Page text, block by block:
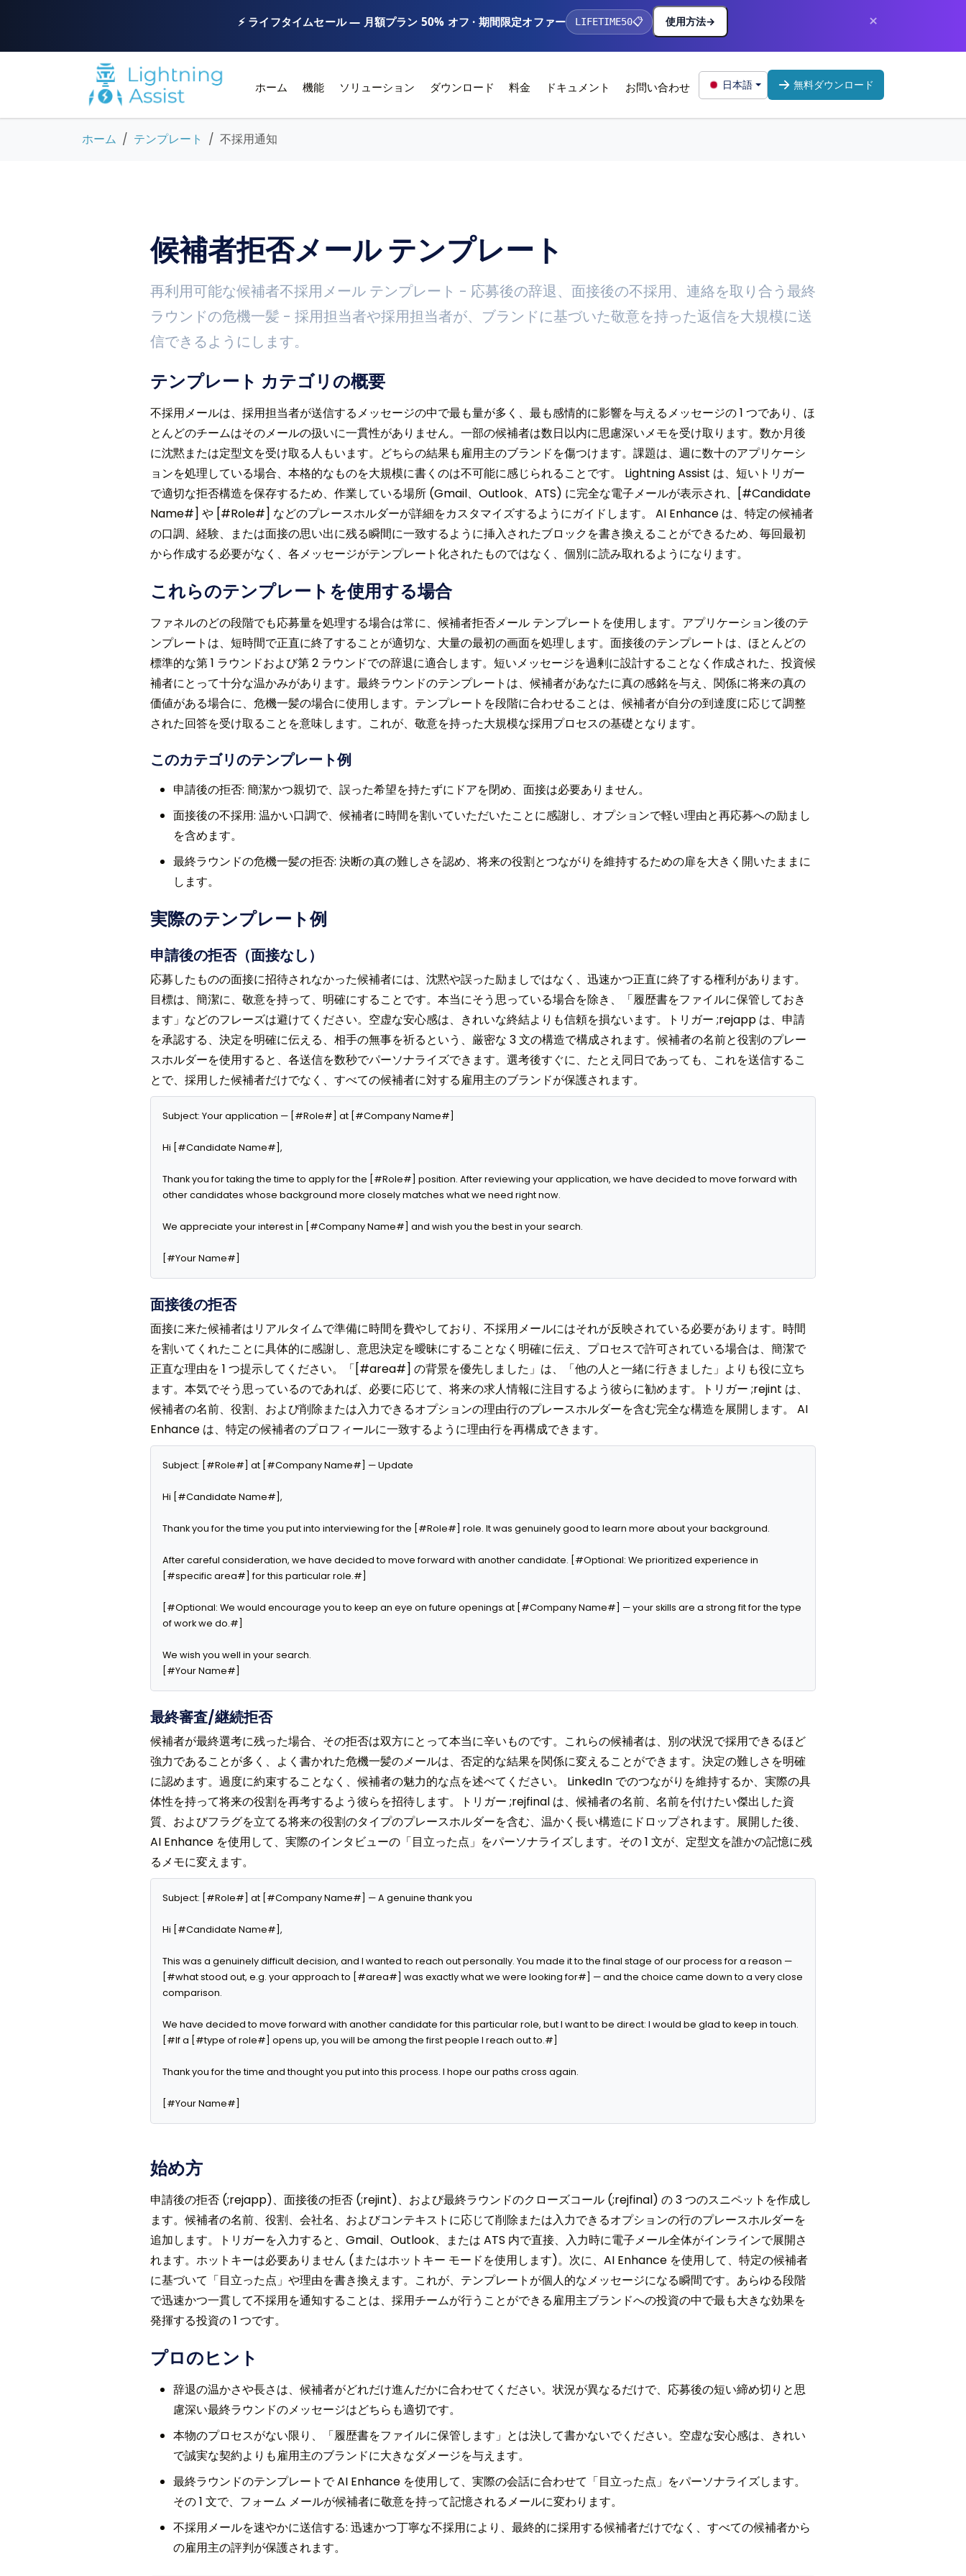
⚡ ライフタイムセール — 月額プラン 50% オフ · 期間限定オファー LIFETIME50📋 使用方法→ ×
ホーム 機能 ソリューション ダウンロード 料金 ドキュメント お問い合わせ 日本語 無料ダウンロード
ホーム テンプレート 不採用通知
候補者拒否メール テンプレート
再利用可能な候補者不採用メール テンプレート - 応募後の辞退、面接後の不採用、連絡を取り合う最終
ラウンドの危機一髪 - 採用担当者や採用担当者が、ブランドに基づいた敬意を持った返信を大規模に送
信できるようにします。
テンプレート カテゴリの概要
不採用メールは、採用担当者が送信するメッセージの中で最も量が多く、最も感情的に影響を与えるメッセージの 1 つであり、ほ
とんどのチームはそのメールの扱いに一貫性がありません。一部の候補者は数日以内に思慮深いメモを受け取ります。数か月後
に沈黙または定型文を受け取る人もいます。どちらの結果も雇用主のブランドを傷つけます。課題は、週に数十のアプリケーシ
ョンを処理している場合、本格的なものを大規模に書くのは不可能に感じられることです。 Lightning Assist は、短いトリガー
で適切な拒否構造を保存するため、作業している場所 (Gmail、Outlook、ATS) に完全な電子メールが表示され、[#Candidate
Name#] や [#Role#] などのプレースホルダーが詳細をカスタマイズするようにガイドします。 AI Enhance は、特定の候補者
の口調、経験、または面接の思い出に残る瞬間に一致するように挿入されたブロックを書き換えることができるため、毎回最初
から作成する必要がなく、各メッセージがテンプレート化されたものではなく、個別に読み取れるようになります。
これらのテンプレートを使用する場合
ファネルのどの段階でも応募量を処理する場合は常に、候補者拒否メール テンプレートを使用します。アプリケーション後のテ
ンプレートは、短時間で正直に終了することが適切な、大量の最初の画面を処理します。面接後のテンプレートは、ほとんどの
標準的な第 1 ラウンドおよび第 2 ラウンドでの辞退に適合します。短いメッセージを過剰に設計することなく作成された、投資候
補者にとって十分な温かみがあります。最終ラウンドのテンプレートは、候補者があなたに真の感銘を与え、関係に将来の真の
価値がある場合に、危機一髪の場合に使用します。テンプレートを段階に合わせることは、候補者が自分の到達度に応じて調整
された回答を受け取ることを意味します。これが、敬意を持った大規模な採用プロセスの基礎となります。
このカテゴリのテンプレート例
申請後の拒否: 簡潔かつ親切で、誤った希望を持たずにドアを閉め、面接は必要ありません。
面接後の不採用: 温かい口調で、候補者に時間を割いていただいたことに感謝し、オプションで軽い理由と再応募への励まし
を含めます。
最終ラウンドの危機一髪の拒否: 決断の真の難しさを認め、将来の役割とつながりを維持するための扉を大きく開いたままに
します。
実際のテンプレート例
申請後の拒否（面接なし）
応募したものの面接に招待されなかった候補者には、沈黙や誤った励ましではなく、迅速かつ正直に終了する権利があります。
目標は、簡潔に、敬意を持って、明確にすることです。本当にそう思っている場合を除き、「履歴書をファイルに保管しておき
ます」などのフレーズは避けてください。空虚な安心感は、きれいな終結よりも信頼を損ないます。トリガー ;rejapp は、申請
を承認する、決定を明確に伝える、相手の無事を祈るという、厳密な 3 文の構造で構成されます。候補者の名前と役割のプレー
スホルダーを使用すると、各送信を数秒でパーソナライズできます。選考後すぐに、たとえ同日であっても、これを送信するこ
とで、採用した候補者だけでなく、すべての候補者に対する雇用主のブランドが保護されます。
Subject: Your application — [#Role#] at [#Company Name#]
Hi [#Candidate Name#],
Thank you for taking the time to apply for the [#Role#] position. After reviewing your application, we have decided to move forward with
other candidates whose background more closely matches what we need right now.
We appreciate your interest in [#Company Name#] and wish you the best in your search.
[#Your Name#]
面接後の拒否
面接に来た候補者はリアルタイムで準備に時間を費やしており、不採用メールにはそれが反映されている必要があります。時間
を割いてくれたことに具体的に感謝し、意思決定を曖昧にすることなく明確に伝え、プロセスで許可されている場合は、簡潔で
正直な理由を 1 つ提示してください。「[#area#] の背景を優先しました」は、「他の人と一緒に行きました」よりも役に立ち
ます。本気でそう思っているのであれば、必要に応じて、将来の求人情報に注目するよう彼らに勧めます。トリガー ;rejint は、
候補者の名前、役割、および削除または入力できるオプションの理由行のプレースホルダーを含む完全な構造を展開します。 AI
Enhance は、特定の候補者のプロフィールに一致するように理由行を再構成できます。
Subject: [#Role#] at [#Company Name#] — Update
Hi [#Candidate Name#],
Thank you for the time you put into interviewing for the [#Role#] role. It was genuinely good to learn more about your background.
After careful consideration, we have decided to move forward with another candidate. [#Optional: We prioritized experience in
[#specific area#] for this particular role.#]
[#Optional: We would encourage you to keep an eye on future openings at [#Company Name#] — your skills are a strong fit for the type
of work we do.#]
We wish you well in your search.
[#Your Name#]
最終審査/継続拒否
候補者が最終選考に残った場合、その拒否は双方にとって本当に辛いものです。これらの候補者は、別の状況で採用できるほど
強力であることが多く、よく書かれた危機一髪のメールは、否定的な結果を関係に変えることができます。決定の難しさを明確
に認めます。過度に約束することなく、候補者の魅力的な点を述べてください。 LinkedIn でのつながりを維持するか、実際の具
体性を持って将来の役割を再考するよう彼らを招待します。トリガー ;rejfinal は、候補者の名前、名前を付けたい傑出した資
質、およびフラグを立てる将来の役割のタイプのプレースホルダーを含む、温かく長い構造にドロップされます。展開した後、
AI Enhance を使用して、実際のインタビューの「目立った点」をパーソナライズします。その 1 文が、定型文を誰かの記憶に残
るメモに変えます。
Subject: [#Role#] at [#Company Name#] — A genuine thank you
Hi [#Candidate Name#],
This was a genuinely difficult decision, and I wanted to reach out personally. You made it to the final stage of our process for a reason —
[#what stood out, e.g. your approach to [#area#] was exactly what we were looking for#] — and the choice came down to a very close
comparison.
We have decided to move forward with another candidate for this particular role, but I want to be direct: I would be glad to keep in touch.
[#If a [#type of role#] opens up, you will be among the first people I reach out to.#]
Thank you for the time and thought you put into this process. I hope our paths cross again.
[#Your Name#]
始め方
申請後の拒否 (;rejapp)、面接後の拒否 (;rejint)、および最終ラウンドのクローズコール (;rejfinal) の 3 つのスニペットを作成し
ます。候補者の名前、役割、会社名、およびコンテキストに応じて削除または入力できるオプションの行のプレースホルダーを
追加します。トリガーを入力すると、Gmail、Outlook、または ATS 内で直接、入力時に電子メール全体がインラインで展開さ
れます。ホットキーは必要ありません (またはホットキー モードを使用します)。次に、AI Enhance を使用して、特定の候補者
に基づいて「目立った点」や理由を書き換えます。これが、テンプレートが個人的なメッセージになる瞬間です。あらゆる段階
で迅速かつ一貫して不採用を通知することは、採用チームが行うことができる雇用主ブランドへの投資の中で最も大きな効果を
発揮する投資の 1 つです。
プロのヒント
辞退の温かさや長さは、候補者がどれだけ進んだかに合わせてください。状況が異なるだけで、応募後の短い締め切りと思
慮深い最終ラウンドのメッセージはどちらも適切です。
本物のプロセスがない限り、「履歴書をファイルに保管します」とは決して書かないでください。空虚な安心感は、きれい
で誠実な契約よりも雇用主のブランドに大きなダメージを与えます。
最終ラウンドのテンプレートで AI Enhance を使用して、実際の会話に合わせて「目立った点」をパーソナライズします。
その 1 文で、フォーム メールが候補者に敬意を持って記憶されるメールに変わります。
不採用メールを速やかに送信する: 迅速かつ丁寧な不採用により、最終的に採用する候補者だけでなく、すべての候補者から
の雇用主の評判が保護されます。